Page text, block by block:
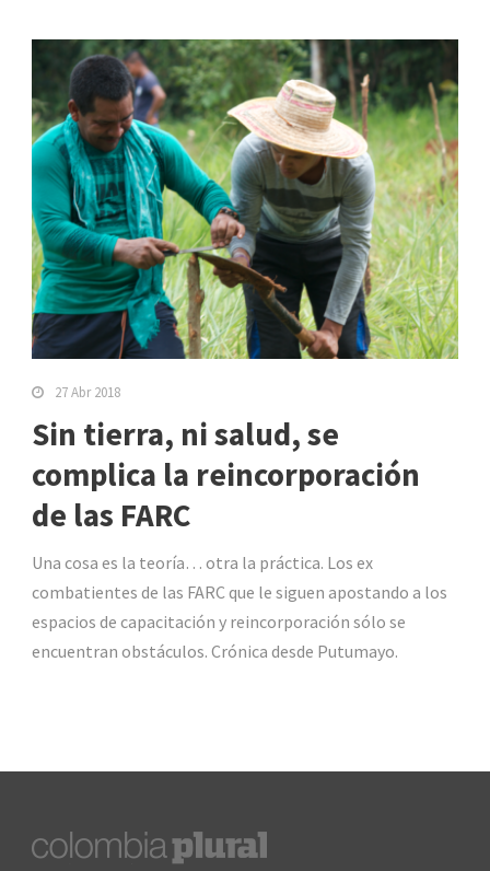
27 Abr 2018
Sin tierra, ni salud, se
complica la reincorporación
de las FARC
Una cosa es la teoría… otra la práctica. Los ex
combatientes de las FARC que le siguen apostando a los
espacios de capacitación y reincorporación sólo se
encuentran obstáculos. Crónica desde Putumayo.